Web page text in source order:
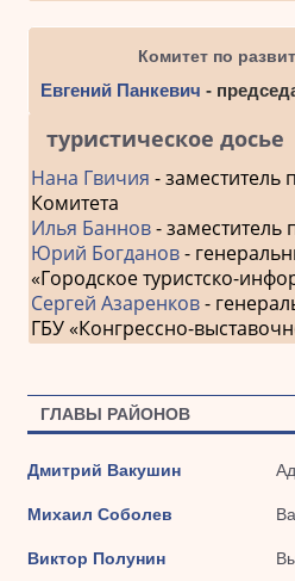
Комитет по
Евгений Панкевич -
туристическое досье
Нана Гвичия - заместитель
Комитета
Илья Баннов- заместитель
Юрий Богданов-
«Городское туристско-
Сергей Азаренков-
ГБУ «Конгрессно-
ГЛАВЫ РАЙОНОВ
Дмитрий Вакушин
Михаил Соболев
Виктор Полунин